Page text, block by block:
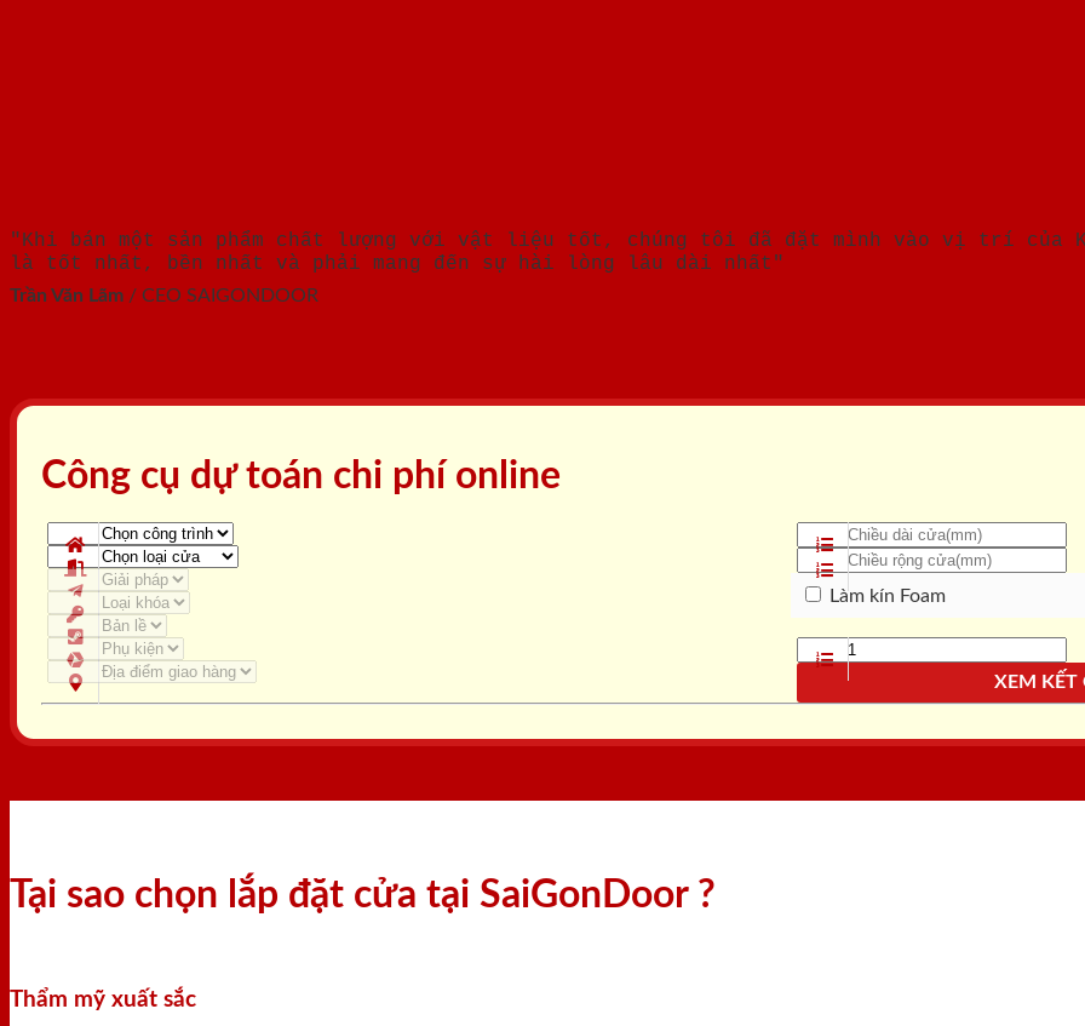
"Khi bán một sản phẩm chất lượng với vật liệu tốt, chúng tôi đã đặt mình vào vị trí của
là tốt nhất, bền nhất và phải mang đến sự hài lòng lâu dài nhất"
Trần Văn Lãm / CEO SAIGONDOOR
Công cụ dự toán chi phí online
Làm kín Foam
XEM KẾT
Tại sao chọn lắp đặt cửa tại SaiGonDoor ?
Thẩm mỹ xuất sắc